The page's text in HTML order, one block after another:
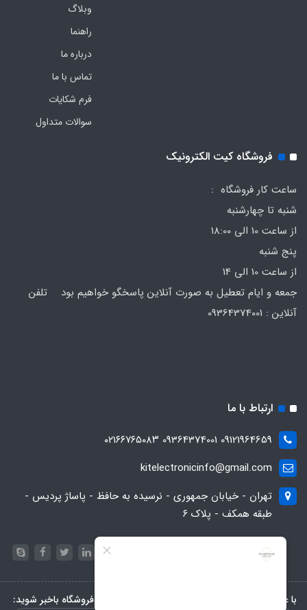
وبلاگ
راهنما
درباره ما
تماس با ما
فرم‌ شکایات
سوالات متداول
فروشگاه کیت الکترونیک
ساعت کار فروشگاه :
شنبه تا چهارشنبه
از ساعت 10 الی 18:00
پنج شنبه
از ساعت 10 الی 14
جمعه و ایام تعطیل به صورت آنلاین پاسخگو خواهیم بود تلفن
ارتباط با ما
09121964659 09364374001 ۰۲۱۶۶۷۶۵۰۸۳
kitelectronicinfo@gmail.com
تهران - خیابان جمهوری - نرسیده به حافظ - پاساژ پردیس -
طبقه همکف - پلاک ۶
با عضویت در خبرنامه، از تخفیف‌ها و جدیدترین‌های فروشگاه باخبر شوید: